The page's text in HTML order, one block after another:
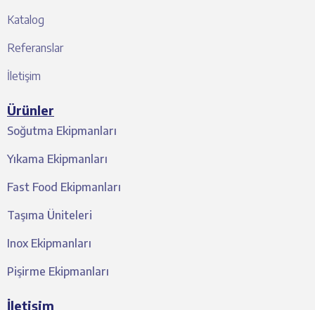
Katalog
Referanslar
İletişim
Ürünler
Soğutma Ekipmanları
Yıkama Ekipmanları
Fast Food Ekipmanları
Taşıma Üniteleri
Inox Ekipmanları
Pişirme Ekipmanları
İletişim